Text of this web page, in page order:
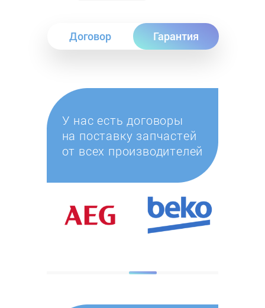
Договор Гарантия
У нас есть договоры
на поставку запчастей
от всех производителей